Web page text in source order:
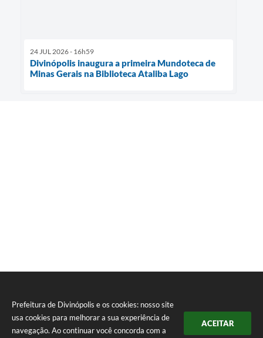
Prefeitura de Divinópolis e os cookies: nosso site
usa cookies para melhorar a sua experiência de
navegação. Ao continuar você concorda com a
ACEITAR
24 JUL 2026 - 16h59
Divinópolis inaugura a primeira Mundoteca de
Minas Gerais na Biblioteca Ataliba Lago